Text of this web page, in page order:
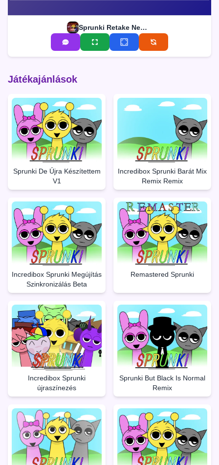
Sprunki Retake Nem az enyém Mentve
Játékajánlások
Sprunki De Újra Készítettem
V1
Incredibox Sprunki Barát Mix
Remix Remix
Incredibox Sprunki Megújítás
Szinkronizálás Beta
Remastered Sprunki
Incredibox Sprunki
újraszínezés
Sprunki But Black Is Normal
Remix